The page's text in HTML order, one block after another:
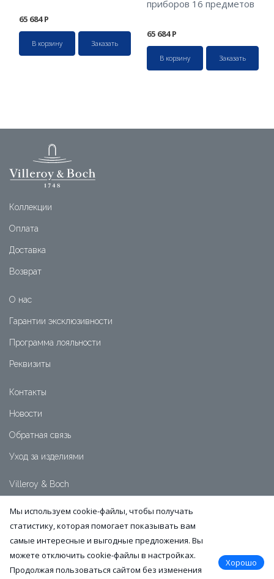
65 684Р
В корзину Заказать
приборов 16 предметов
65 684Р
В корзину Заказать
Коллекции
Оплата
Доставка
Возврат
О нас
Гарантии эксклюзивности
Программа лояльности
Реквизиты
Контакты
Новости
Обратная связь
Уход за изделиями
Villeroy & Boch
+7 (991) 5-007-515
Часы работы:
пн-пт: 10:00-19:00
Мы используем cookie-файлы, чтобы получать
статистику, которая помогает показывать вам
самые интересные и выгодные предложения. Вы
можете отключить cookie-файлы в настройках.
Продолжая пользоваться сайтом без изменения
Хорошо